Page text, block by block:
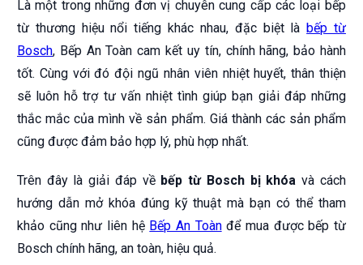
Là một trong những đơn vị chuyên cung cấp các loại bếp
từ thương hiệu nổi tiếng khác nhau, đặc biệt là bếp từ
Bosch, Bếp An Toàn cam kết uy tín, chính hãng, bảo hành
tốt. Cùng với đó đội ngũ nhân viên nhiệt huyết, thân thiện
sẽ luôn hỗ trợ tư vấn nhiệt tình giúp bạn giải đáp những
thắc mắc của mình về sản phẩm. Giá thành các sản phẩm
cũng được đảm bảo hợp lý, phù hợp nhất.
Trên đây là giải đáp về bếp từ Bosch bị khóa và cách
hướng dẫn mở khóa đúng kỹ thuật mà bạn có thể tham
khảo cũng như liên hệ Bếp An Toànđể mua được bếp từ
Bosch chính hãng, an toàn, hiệu quả.